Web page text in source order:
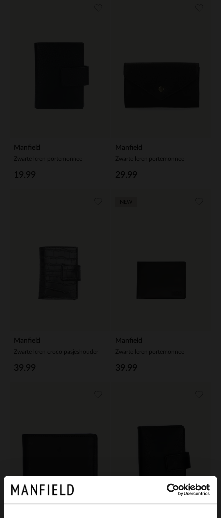
Manfield
Zwarte leren portemonnee
19.99
Manfield
Zwarte leren portemonnee
29.99
Manfield
Zwarte leren croco pasjeshouder
39.99
Manfield
Zwarte leren portemonnee
39.99